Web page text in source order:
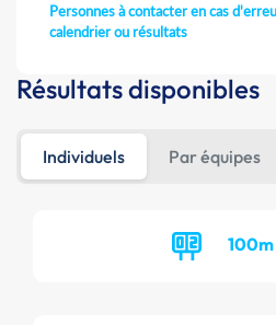
Personnes à contacter en cas
calendrier ou résultats
Résultats disponibles
Individuels Par équipes
100m